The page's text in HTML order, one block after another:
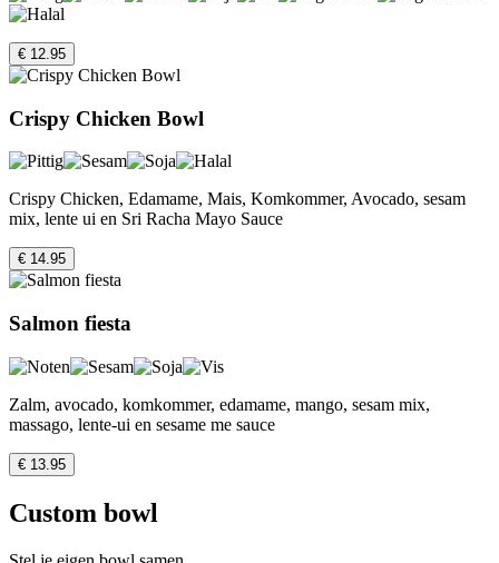
€ 12.95
Crispy Chicken Bowl
Crispy Chicken, Edamame, Mais, Komkommer, Avocado, sesam
mix, lente ui en Sri Racha Mayo Sauce
€ 14.95
Salmon fiesta
Zalm, avocado, komkommer, edamame, mango, sesam mix,
massago, lente-ui en sesame me sauce
€ 13.95
Custom bowl